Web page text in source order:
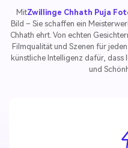
MitZwillinge Chhath Puja
Bild – Sie schaffen ein
Chhath ehrt. Von echten
Filmqualität und Szenen für
künstliche Intelligenz dafür, dass
und